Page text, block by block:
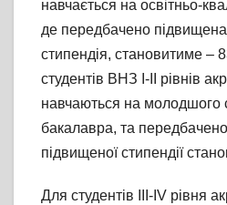
навчається на освітньо-
де передбачено
стипендія, становитиме –
студентів ВНЗ І-ІІ рівнів
навчаються на молодшого
бакалавра, та
підвищеної стипендії
Для студентів ІІІ-ІV рівня